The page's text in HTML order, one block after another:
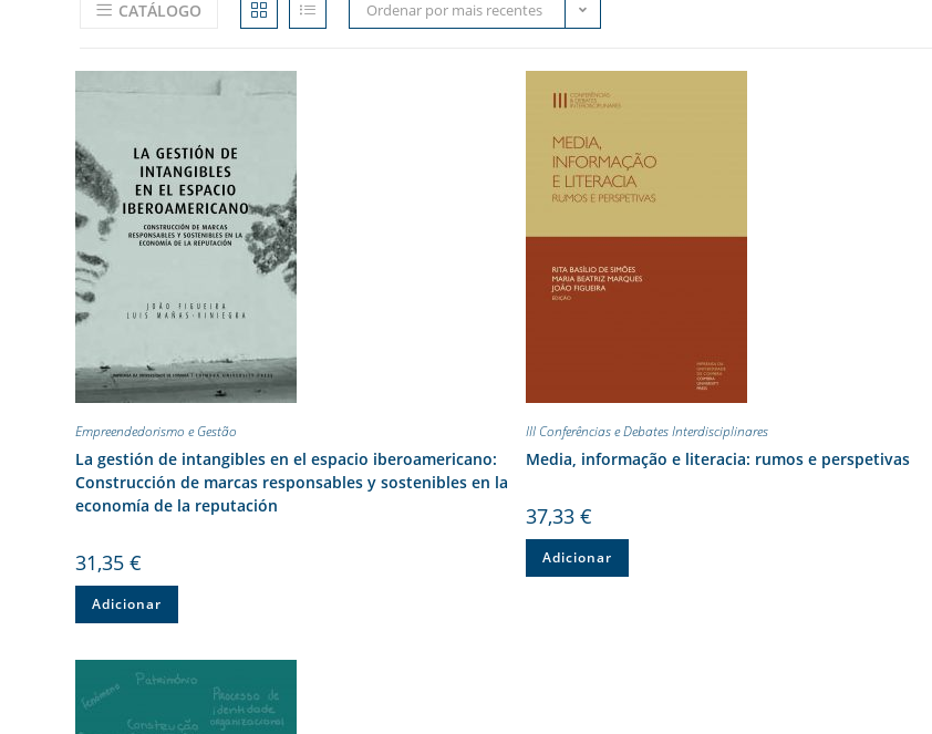
CATÁLOGO Ordenar por mais recentes
Empreendedorismo e Gestão
La gestión de intangibles en el espacio iberoamericano:
Construcción de marcas responsables y sostenibles en la
economía de la reputación
31,35€
Adicionar
III Conferências e Debates Interdisciplinares
Media, informação e literacia: rumos e perspetivas
37,33 €
Adicionar